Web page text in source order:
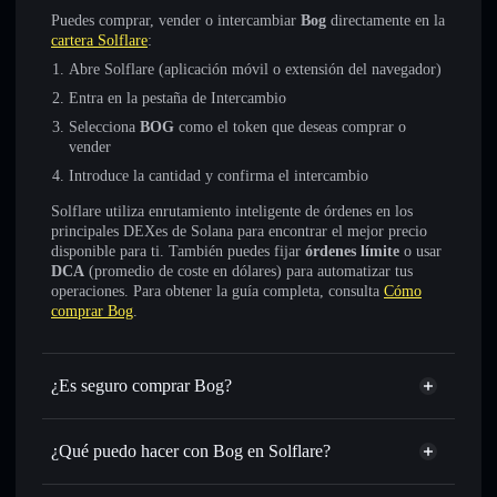
Puedes comprar, vender o intercambiar Bog directamente en la
cartera Solflare:
Abre Solflare (aplicación móvil o extensión del navegador)
Entra en la pestaña de Intercambio
Selecciona BOG como el token que deseas comprar o
vender
Introduce la cantidad y confirma el intercambio
Solflare utiliza enrutamiento inteligente de órdenes en los
principales DEXes de Solana para encontrar el mejor precio
disponible para ti. También puedes fijar órdenes límite o usar
DCA (promedio de coste en dólares) para automatizar tus
operaciones. Para obtener la guía completa, consulta Cómo
comprar Bog.
¿Es seguro comprar Bog?
Bog no está verificado
¿Qué puedo hacer con Bog en Solflare?
Bog
cartera de Solflare